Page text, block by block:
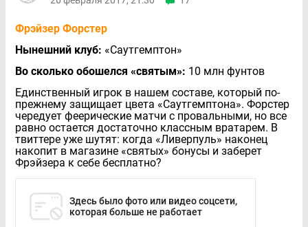
Фрэйзер Форстер
Нынешний клуб: «Саутгемптон»
Во сколько обошелся «святым»: 10 млн фунтов
Единственный игрок в нашем составе, который по-
прежнему защищает цвета «Саутгемптона». Форстер
чередует феерические матчи с провальными, но все
равно остается достаточно классным вратарем. В
твиттере уже шутят: когда «Ливерпуль» наконец
накопит в магазине «святых» бонусы и заберет
Фрэйзера к себе бесплатно?
Здесь было фото или видео соцсети,
которая больше не работает